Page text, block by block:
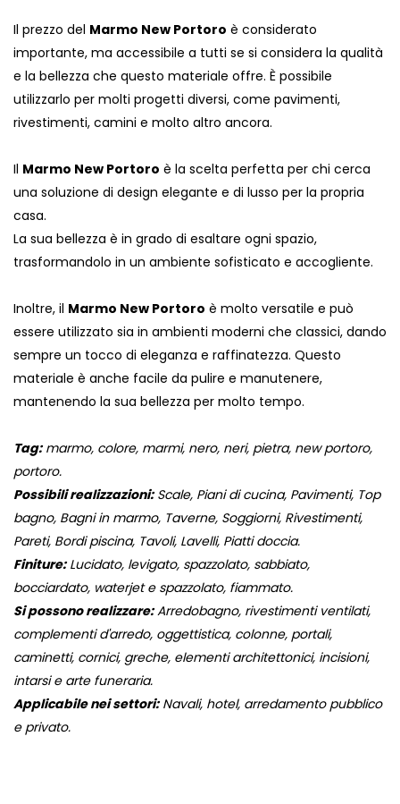
Il prezzo del Marmo New Portoro è considerato
importante, ma accessibile a tutti se si considera la qualità
e la bellezza che questo materiale offre. È possibile
utilizzarlo per molti progetti diversi, come pavimenti,
rivestimenti, camini e molto altro ancora.
Il Marmo New Portoro è la scelta perfetta per chi cerca
una soluzione di design elegante e di lusso per la propria
casa.
La sua bellezza è in grado di esaltare ogni spazio,
trasformandolo in un ambiente sofisticato e accogliente.
Inoltre, il Marmo New Portoro è molto versatile e può
essere utilizzato sia in ambienti moderni che classici, dando
sempre un tocco di eleganza e raffinatezza. Questo
materiale è anche facile da pulire e manutenere,
mantenendo la sua bellezza per molto tempo.
Tag:marmo, colore, marmi, nero, neri, pietra, new portoro,
portoro.
Possibili realizzazioni:Scale, Piani di cucina, Pavimenti, Top
bagno, Bagni in marmo, Taverne, Soggiorni, Rivestimenti,
Pareti, Bordi piscina, Tavoli, Lavelli, Piatti doccia.
Finiture:Lucidato, levigato, spazzolato, sabbiato,
bocciardato, waterjet e spazzolato, fiammato.
Si possono realizzare:Arredobagno, rivestimenti ventilati,
complementi d'arredo, oggettistica, colonne, portali,
caminetti, cornici, greche, elementi architettonici, incisioni,
intarsi e arte funeraria.
Applicabile nei settori:Navali, hotel, arredamento pubblico
e privato.